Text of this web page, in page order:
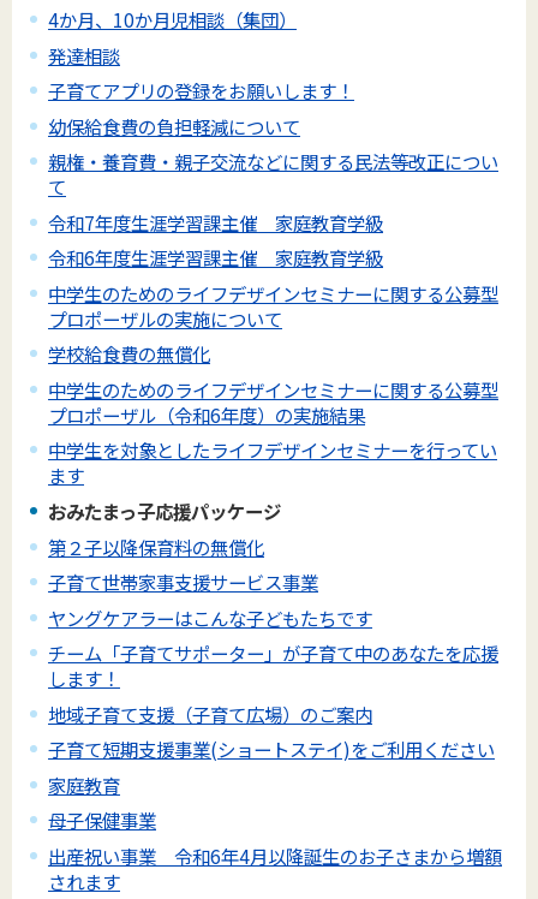
4か月、10か月児相談（集団）
発達相談
子育てアプリの登録をお願いします！
幼保給食費の負担軽減について
親権・養育費・親子交流などに関する民法等改正につい
て
令和7年度生涯学習課主催 家庭教育学級
令和6年度生涯学習課主催 家庭教育学級
中学生のためのライフデザインセミナーに関する公募型
プロポーザルの実施について
学校給食費の無償化
中学生のためのライフデザインセミナーに関する公募型
プロポーザル（令和6年度）の実施結果
中学生を対象としたライフデザインセミナーを行ってい
ます
おみたまっ子応援パッケージ
第２子以降保育料の無償化
子育て世帯家事支援サービス事業
ヤングケアラーはこんな子どもたちです
チーム「子育てサポーター」が子育て中のあなたを応援
します！
地域子育て支援（子育て広場）のご案内
子育て短期支援事業(ショートステイ)をご利用ください
家庭教育
母子保健事業
出産祝い事業 令和6年4月以降誕生のお子さまから増額
されます